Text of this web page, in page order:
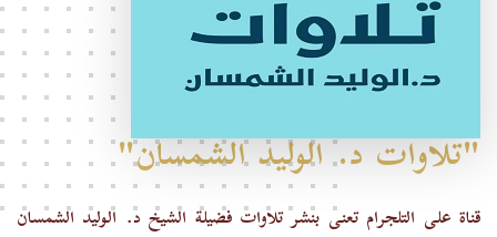
"تلاوات د. الوليد الشمسان"
قناة على التلجرام تعنى بنشر تلاوات فضيلة الشيخ د. الوليد الشمسان